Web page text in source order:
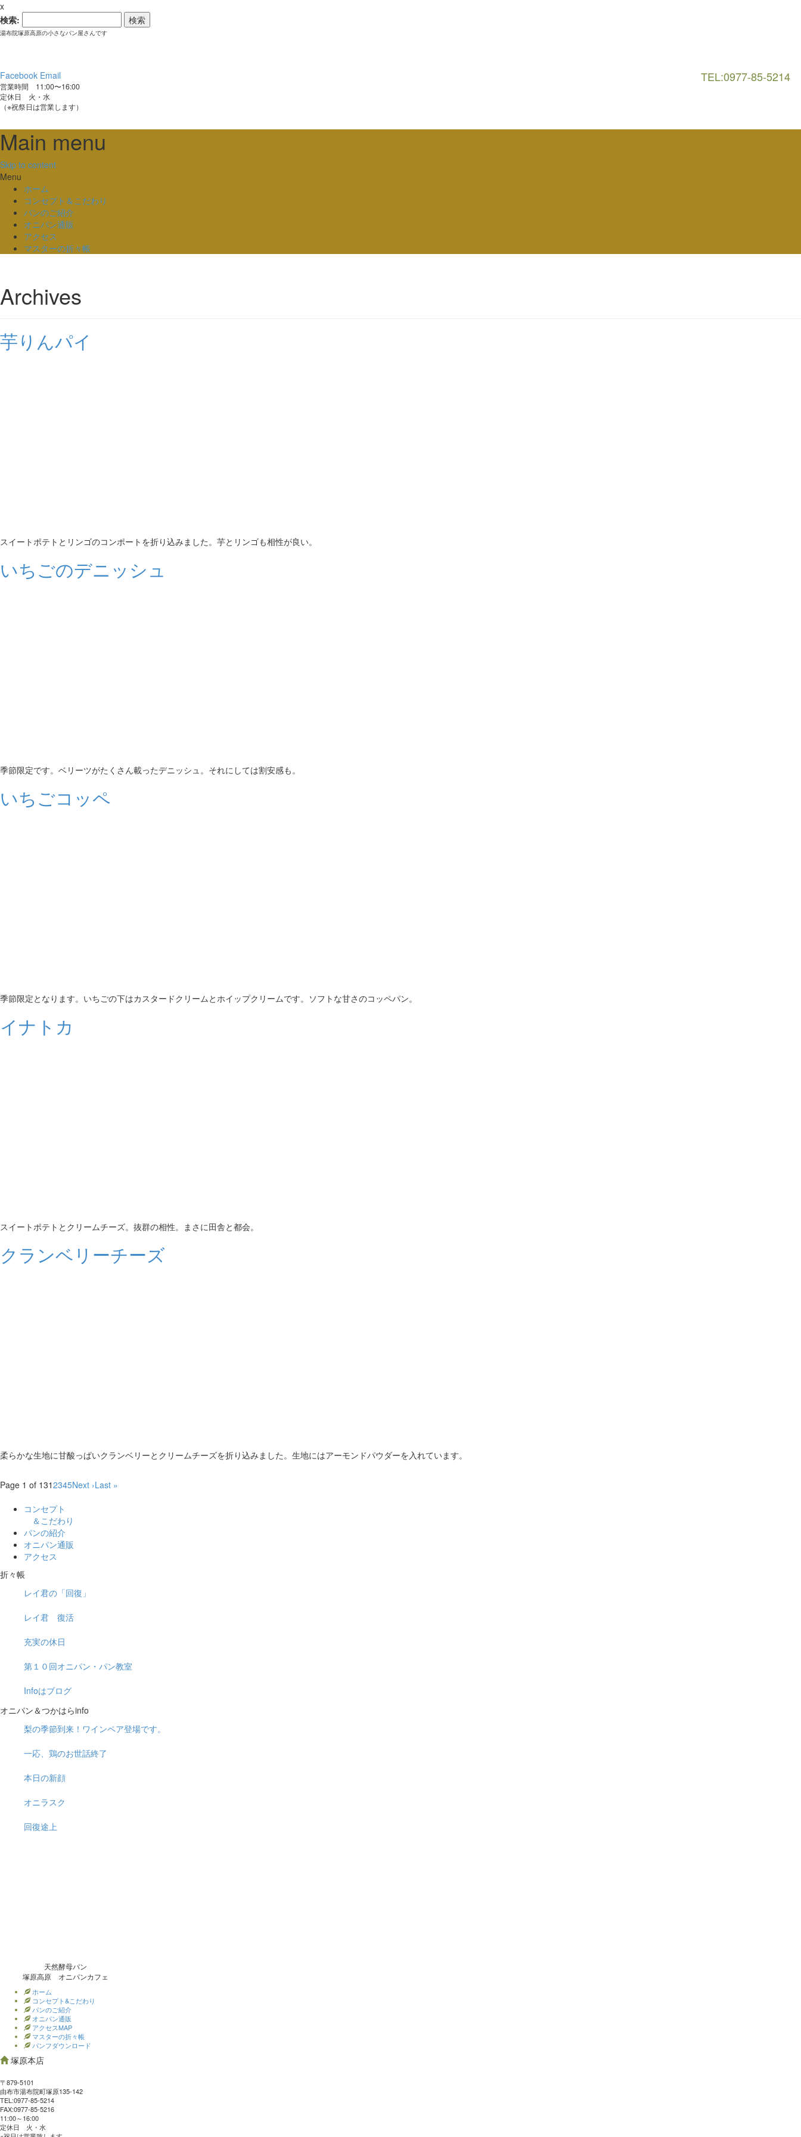
x
検索:
湯布院塚原高原の小さなパン屋さんです
TEL:0977-85-5214
Facebook Email
営業時間 11:00〜16:00
定休日 火・水
（※祝祭日は営業します）
Main menu
Skip to content
Menu
ホーム
コンセプト＆こだわり
パンのご紹介
オニパン通販
アクセス
マスターの折々帳
Archives
芋りんパイ
スイートポテトとリンゴのコンポートを折り込みました。芋とリンゴも相性が良い。
いちごのデニッシュ
季節限定です。ベリーツがたくさん載ったデニッシュ。それにしては割安感も。
いちごコッペ
季節限定となります。いちごの下はカスタードクリームとホイップクリームです。ソフトな甘さのコッペパン。
イナトカ
スイートポテトとクリームチーズ。抜群の相性。まさに田舎と都会。
クランベリーチーズ
柔らかな生地に甘酸っぱいクランベリーとクリームチーズを折り込みました。生地にはアーモンドパウダーを入れています。
Page 1 of 1312345Next ›Last »
コンセプト
＆こだわり
パンの紹介
オニパン通販
アクセス
折々帳
レイ君の「回復」
レイ君 復活
充実の休日
第１０回オニパン・パン教室
Infoはブログ
オニパン＆つかはらinfo
梨の季節到来！ワインペア登場です。
一応、鶏のお世話終了
本日の新顔
オニラスク
回復途上
天然酵母パン
塚原高原 オニパンカフェ
ホーム
コンセプト&こだわり
パンのご紹介
オニパン通販
アクセスMAP
マスターの折々帳
パンフダウンロード
塚原本店
〒879-5101
由布市湯布院町塚原135-142
TEL:0977‐85-5214
FAX:0977‐85-5216
11:00～16:00
定休日 火・水